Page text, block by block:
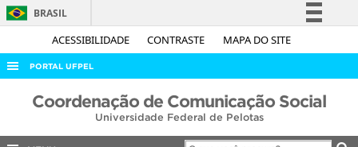
ACESSIBILIDADE CONTRASTE MAPA DO SITE
BRASIL
Simplifique!
Acesso à informação
Legislação
PORTAL UFPEL
ACESSO À INFORMAÇÃO
Coordenação de Comunicação Social
Universidade Federal de Pelotas